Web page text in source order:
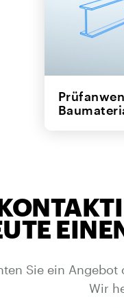
Sie ein
Wir